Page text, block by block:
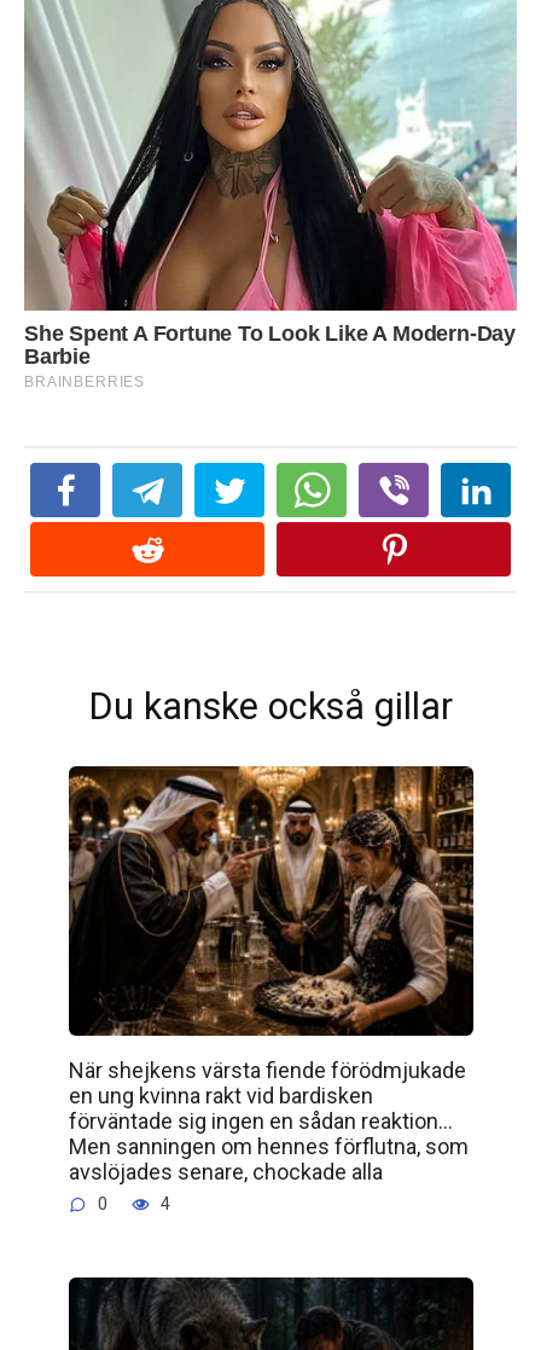
Du kanske också gillar
När shejkens värsta fiende förödmjukade
en ung kvinna rakt vid bardisken
förväntade sig ingen en sådan reaktion…
Men sanningen om hennes förflutna, som
avslöjades senare, chockade alla
0 4